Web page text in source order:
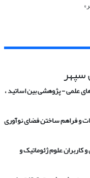
سپهر
علمی - پژوهشی بین اساتید ،
و فراهم ساختن فضای نوآوری
علوم ژئوماتیک و